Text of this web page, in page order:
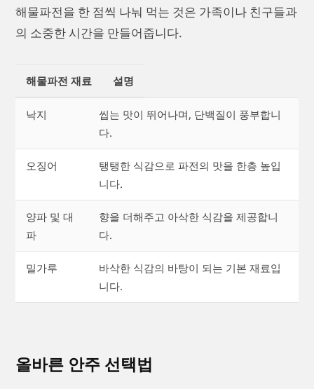
해물파전을 한 점씩 나눠 먹는 것은 가족이나 친구들과
의 소중한 시간을 만들어줍니다.
해물파전 재료 설명
낙지
씹는 맛이 뛰어나며, 단백질이 풍부합니
다.
오징어
탱탱한 식감으로 파전의 맛을 한층 높입
니다.
양파 및 대
파
향을 더해주고 아삭한 식감을 제공합니
다.
밀가루
바삭한 식감의 바탕이 되는 기본 재료입
니다.
올바른 안주 선택법